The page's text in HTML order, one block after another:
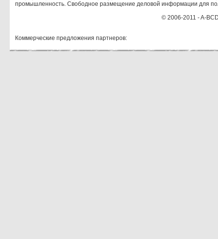
промышленность. Свободное размещение деловой информации для
© 2006-2011 - A-
Коммерческие предложения партнеров: